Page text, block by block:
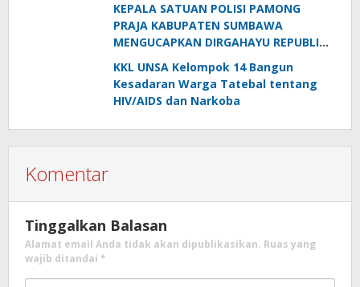
KEPALA SATUAN POLISI PAMONG
PRAJA KABUPATEN SUMBAWA
MENGUCAPKAN DIRGAHAYU REPUBLIK
INDONESIA KE-81
KKL UNSA Kelompok 14 Bangun
Kesadaran Warga Tatebal tentang
HIV/AIDS dan Narkoba
Komentar
Tinggalkan Balasan
Alamat email Anda tidak akan dipublikasikan. Ruas yang
wajib ditandai *